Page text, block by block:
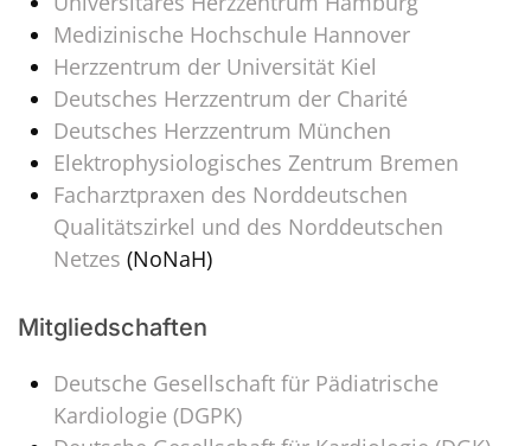
Medizinische Hochschule Hannover
Herzzentrum der Universität Kiel
Deutsches Herzzentrum der Charité
Deutsches Herzzentrum München
Elektrophysiologisches Zentrum Bremen
Facharztpraxen des Norddeutschen
Qualitätszirkel und des Norddeutschen
Netzes (NoNaH)
Mitgliedschaften
Deutsche Gesellschaft für Pädiatrische
Kardiologie (DGPK)